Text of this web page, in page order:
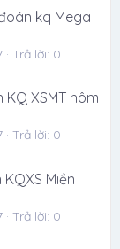
đoán kq Mega
Trả lời: 0
KQ XSMT hôm
Trả lời: 0
Miền
Trả lời: 0